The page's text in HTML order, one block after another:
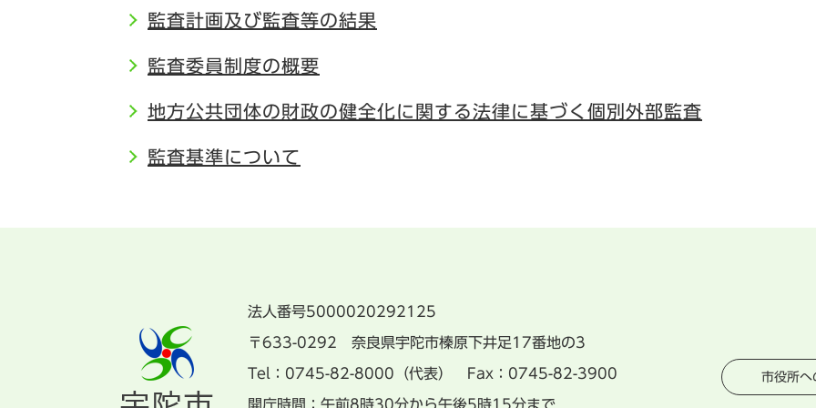
監査計画及び監査等の結果
監査委員制度の概要
地方公共団体の財政の健全化に関する法律に基づく個別外部監査
監査基準について
法人番号5000020292125
〒633-0292 奈良県宇陀市榛原下井足17番地の3
Tel：0745-82-8000（代表） Fax：0745-82-3900
開庁時間：午前8時30分から午後5時15分まで
市役所へ